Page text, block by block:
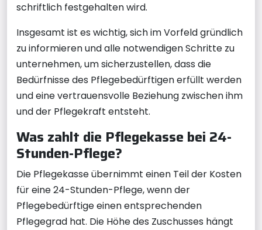
schriftlich festgehalten wird.
Insgesamt ist es wichtig, sich im Vorfeld gründlich
zu informieren und alle notwendigen Schritte zu
unternehmen, um sicherzustellen, dass die
Bedürfnisse des Pflegebedürftigen erfüllt werden
und eine vertrauensvolle Beziehung zwischen ihm
und der Pflegekraft entsteht.
Was zahlt die Pflegekasse bei 24-
Stunden-Pflege?
Die Pflegekasse übernimmt einen Teil der Kosten
für eine 24-Stunden-Pflege, wenn der
Pflegebedürftige einen entsprechenden
Pflegegrad hat. Die Höhe des Zuschusses hängt